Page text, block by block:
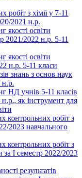
робіт з хімії у 7-11
2021 н.р.
якості освіти
2021/2022 н.р. 5-11
якості освіти
н.р. 5-11 класи
знань з основ наук
н.р.
НД учнів 5-11 класів
як інструмент для
контрольних робіт з
2023 навчального
контрольних робіт з
І семестр 2022/2023
результатів